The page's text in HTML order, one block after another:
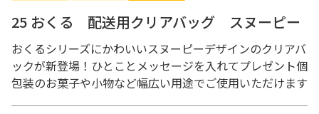
25 おくる 配送用クリアバッグ スヌーピー
おくるシリーズにかわいいスヌーピーデザインのクリアバ
ックが新登場！ひとことメッセージを入れてプレゼント個
包装のお菓子や小物など幅広い用途でご使用いただけます